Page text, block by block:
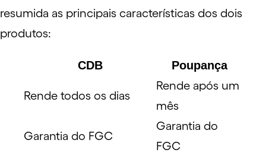
resumida as principais características dos dois
produtos:
CDB Poupança
Rende todos os dias
Rende após um
mês
Garantia do FGC
Garantia do
FGC